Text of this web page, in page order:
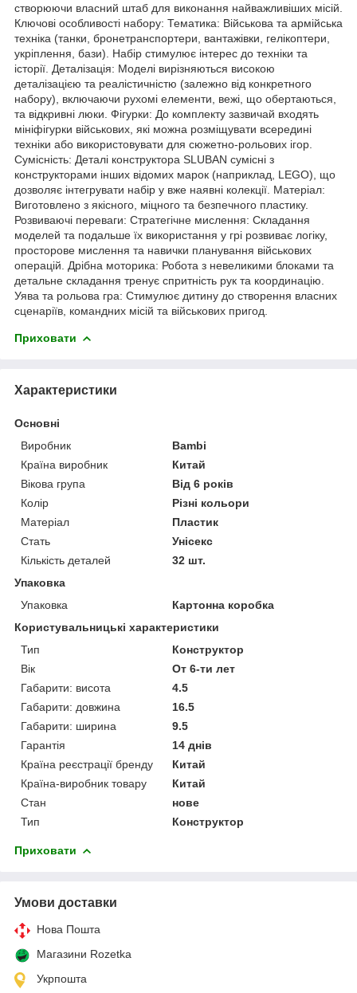
створюючи власний штаб для виконання найважливіших місій.
Ключові особливості набору: Тематика: Військова та армійська
техніка (танки, бронетранспортери, вантажівки, гелікоптери,
укріплення, бази). Набір стимулює інтерес до техніки та
історії. Деталізація: Моделі вирізняються високою
деталізацією та реалістичністю (залежно від конкретного
набору), включаючи рухомі елементи, вежі, що обертаються,
та відкривні люки. Фігурки: До комплекту зазвичай входять
мініфігурки військових, які можна розміщувати всередині
техніки або використовувати для сюжетно-рольових ігор.
Сумісність: Деталі конструктора SLUBAN сумісні з
конструкторами інших відомих марок (наприклад, LEGO), що
дозволяє інтегрувати набір у вже наявні колекції. Матеріал:
Виготовлено з якісного, міцного та безпечного пластику.
Розвиваючі переваги: Стратегічне мислення: Складання
моделей та подальше їх використання у грі розвиває логіку,
просторове мислення та навички планування військових
операцій. Дрібна моторика: Робота з невеликими блоками та
детальне складання тренує спритність рук та координацію.
Уява та рольова гра: Стимулює дитину до створення власних
сценаріїв, командних місій та військових пригод.
Приховати
Характеристики
Основні
Виробник
Bambi
Країна виробник
Китай
Вікова група
Від 6 років
Колір
Різні кольори
Матеріал
Пластик
Стать
Унісекс
Кількість деталей
32 шт.
Упаковка
Упаковка
Картонна коробка
Користувальницькі характеристики
Тип
Конструктор
Вік
От 6-ти лет
Габарити: висота
4.5
Габарити: довжина
16.5
Габарити: ширина
9.5
Гарантія
14 днів
Країна реєстрації бренду
Китай
Країна-виробник товару
Китай
Стан
нове
Тип
Конструктор
Приховати
Умови доставки
Нова Пошта
Магазини Rozetka
Укрпошта